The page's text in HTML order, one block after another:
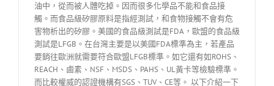
油中，從而被人體吃掉。因而很多化學品不能和食品接
觸。而食品級矽膠原料是指經測試，和食物接觸不會有危
害物析出的矽膠。美國的食品級測試是FDA，歐盟的食品級
測試是LFGB。在台灣主要是以美國FDA標準為主，若產品
要銷往歐洲就需要符合歐盟LFGB標準。如它還有如ROHS、
REACH、鹵素、NSF、MSDS、PAHS、UL黃卡等檢驗標準。
而比較權威的認證機構有SGS、TUV、CE等。 以下介紹一下